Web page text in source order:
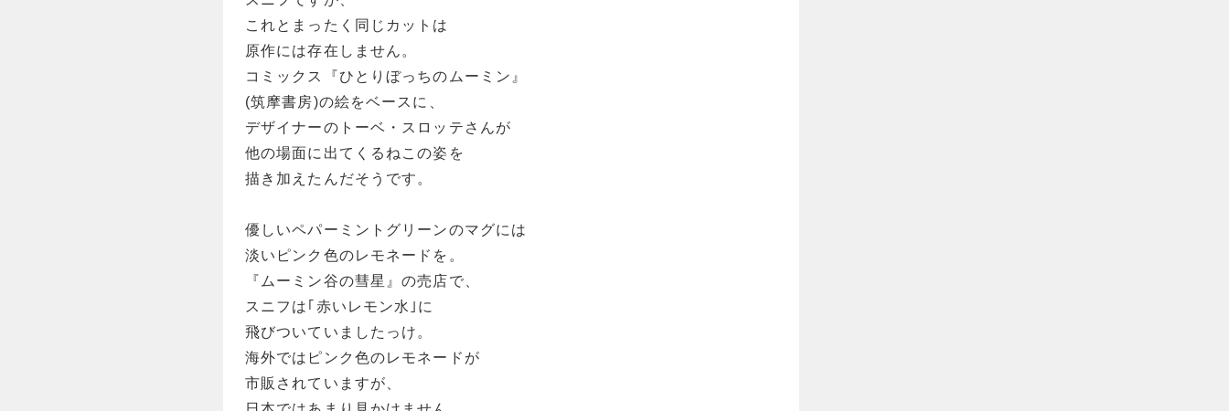
これとまったく同じカットは
原作には存在しません。
コミックス『ひとりぼっちのムーミン』
(筑摩書房)の絵をベースに、
デザイナーのトーベ・スロッテさんが
他の場面に出てくるねこの姿を
描き加えたんだそうです。
優しいペパーミントグリーンのマグには
淡いピンク色のレモネードを。
『ムーミン谷の彗星』の売店で、
スニフは｢赤いレモン水｣に
飛びついていましたっけ。
海外ではピンク色のレモネードが
市販されていますが、